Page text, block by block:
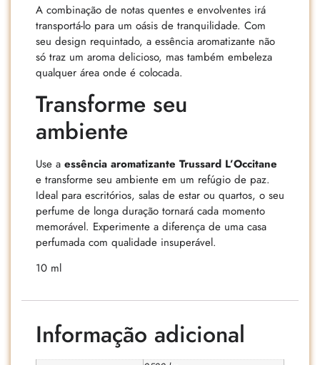
A combinação de notas quentes e envolventes irá
transportá-lo para um oásis de tranquilidade. Com
seu design requintado, a essência aromatizante não
só traz um aroma delicioso, mas também embeleza
qualquer área onde é colocada.
Transforme seu
ambiente
Use a essência aromatizante Trussard L’Occitane
e transforme seu ambiente em um refúgio de paz.
Ideal para escritórios, salas de estar ou quartos, o seu
perfume de longa duração tornará cada momento
memorável. Experimente a diferença de uma casa
perfumada com qualidade insuperável.
10 ml
Informação adicional